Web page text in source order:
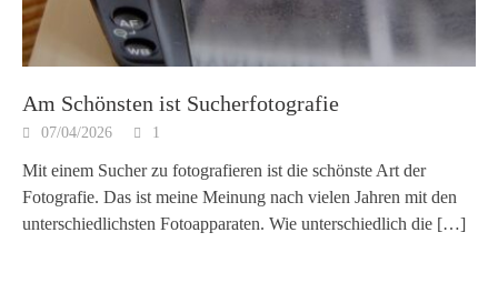
Am Schönsten ist Sucherfotografie
07/04/2026 1
Mit einem Sucher zu fotografieren ist die schönste Art der
Fotografie. Das ist meine Meinung nach vielen Jahren mit den
unterschiedlichsten Fotoapparaten. Wie unterschiedlich die […]